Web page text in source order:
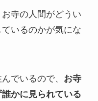
寺の人間がどうい
いるのかが気にな
でいるので、 お寺
かに見られている